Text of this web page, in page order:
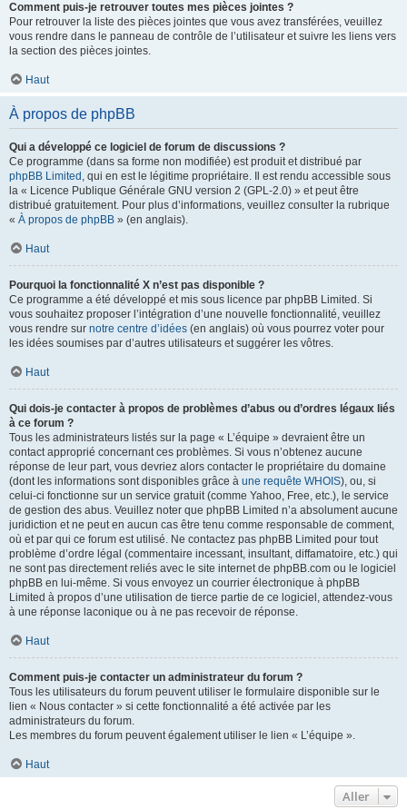
Comment puis-je retrouver toutes mes pièces jointes ?
Pour retrouver la liste des pièces jointes que vous avez transférées, veuillez
vous rendre dans le panneau de contrôle de l’utilisateur et suivre les liens vers
la section des pièces jointes.
Haut
À propos de phpBB
Qui a développé ce logiciel de forum de discussions ?
Ce programme (dans sa forme non modifiée) est produit et distribué par
phpBB Limited , qui en est le légitime propriétaire. Il est rendu accessible sous
la « Licence Publique Générale GNU version 2 (GPL-2.0) » et peut être
distribué gratuitement. Pour plus d’informations, veuillez consulter la rubrique
« À propos de phpBB » (en anglais).
Haut
Pourquoi la fonctionnalité X n’est pas disponible ?
Ce programme a été développé et mis sous licence par phpBB Limited. Si
vous souhaitez proposer l’intégration d’une nouvelle fonctionnalité, veuillez
vous rendre sur notre centre d’idées (en anglais) où vous pourrez voter pour
les idées soumises par d’autres utilisateurs et suggérer les vôtres.
Haut
Qui dois-je contacter à propos de problèmes d’abus ou d’ordres légaux liés
à ce forum ?
Tous les administrateurs listés sur la page « L’équipe » devraient être un
contact approprié concernant ces problèmes. Si vous n’obtenez aucune
réponse de leur part, vous devriez alors contacter le propriétaire du domaine
(dont les informations sont disponibles grâce à une requête WHOIS), ou, si
celui-ci fonctionne sur un service gratuit (comme Yahoo, Free, etc.), le service
de gestion des abus. Veuillez noter que phpBB Limited n’a absolument aucune
juridiction et ne peut en aucun cas être tenu comme responsable de comment,
où et par qui ce forum est utilisé. Ne contactez pas phpBB Limited pour tout
problème d’ordre légal (commentaire incessant, insultant, diffamatoire, etc.) qui
ne sont pas directement reliés avec le site internet de phpBB.com ou le logiciel
phpBB en lui-même. Si vous envoyez un courrier électronique à phpBB
Limited à propos d’une utilisation de tierce partie de ce logiciel, attendez-vous
à une réponse laconique ou à ne pas recevoir de réponse.
Haut
Comment puis-je contacter un administrateur du forum ?
Tous les utilisateurs du forum peuvent utiliser le formulaire disponible sur le
lien « Nous contacter » si cette fonctionnalité a été activée par les
administrateurs du forum.
Les membres du forum peuvent également utiliser le lien « L’équipe ».
Haut
Aller